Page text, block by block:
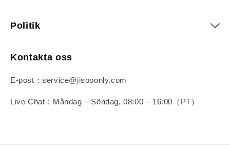
Politik
Kontakta oss
E-post：service@jisooonly.com
Live Chat：Måndag – Söndag, 08:00 – 16:00（PT）